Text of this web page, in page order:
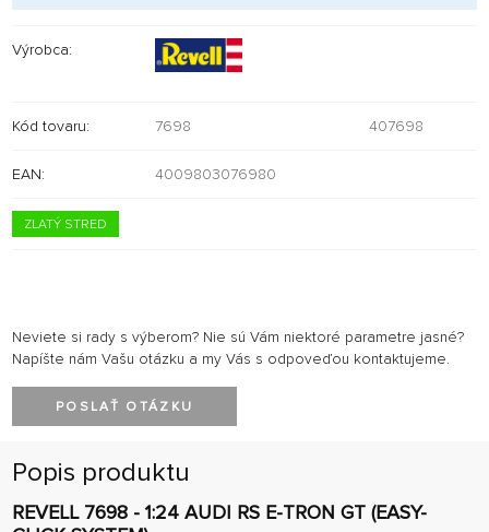
Výrobca:
Kód tovaru: 7698 407698
EAN: 4009803076980
ZLATÝ STRED
Neviete si rady s výberom? Nie sú Vám niektoré parametre jasné?
Napíšte nám Vašu otázku a my Vás s odpoveďou kontaktujeme.
POSLAŤ OTÁZKU
Popis produktu
REVELL 7698 - 1:24 AUDI RS E-TRON GT (EASY-